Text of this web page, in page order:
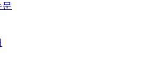
문